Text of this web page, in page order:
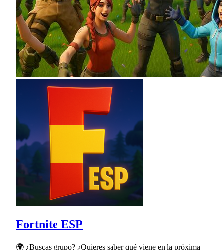
Fortnite ESP
🌍 ¿Buscas grupo? ¿Quieres saber qué viene en la próxima